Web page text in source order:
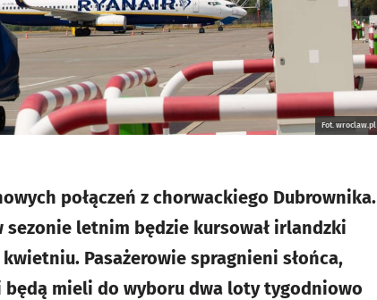
Fot. wroclaw.pl
połączeń z chorwackiego Dubrownika.
letnim będzie kursował irlandzki
Pasażerowie spragnieni słońca,
mieli do wyboru dwa loty tygodniowo